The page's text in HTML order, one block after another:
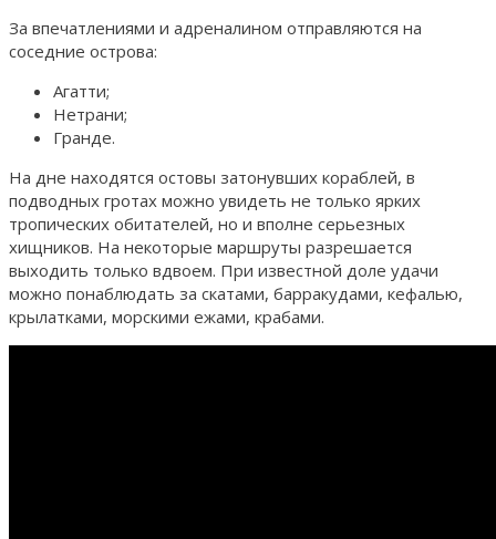
За впечатлениями и адреналином отправляются на
соседние острова:
Агатти;
Нетрани;
Гранде.
На дне находятся остовы затонувших кораблей, в
подводных гротах можно увидеть не только ярких
тропических обитателей, но и вполне серьезных
хищников. На некоторые маршруты разрешается
выходить только вдвоем. При известной доле удачи
можно понаблюдать за скатами, барракудами, кефалью,
крылатками, морскими ежами, крабами.